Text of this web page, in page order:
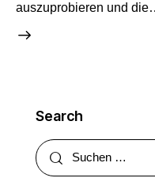
auszuprobieren und
Search